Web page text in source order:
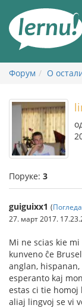
садржају
Форум О
Поруке: 3
guiguixx1 (
27. март 2017.
Mi ne scias kie
kunveno ĉe
anglan,
esperanto kaj
estas ci tie homoj
aliaj lingvoj se vi